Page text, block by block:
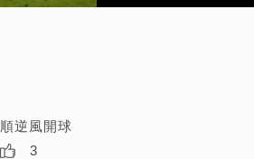
順逆風開球
3